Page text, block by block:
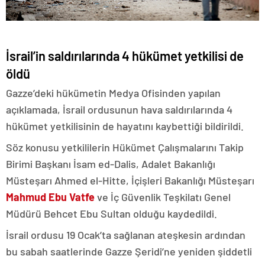
İsrail’in saldırılarında 4 hükümet yetkilisi de
öldü
Gazze’deki hükümetin Medya Ofisinden yapılan
açıklamada, İsrail ordusunun hava saldırılarında 4
hükümet yetkilisinin de hayatını kaybettiği bildirildi.
Söz konusu yetkililerin Hükümet Çalışmalarını Takip
Birimi Başkanı İsam ed-Dalis, Adalet Bakanlığı
Müsteşarı Ahmed el-Hitte, İçişleri Bakanlığı Müsteşarı
Mahmud Ebu Vatfeve İç Güvenlik Teşkilatı Genel
Müdürü Behcet Ebu Sultan olduğu kaydedildi.
İsrail ordusu 19 Ocak’ta sağlanan ateşkesin ardından
bu sabah saatlerinde Gazze Şeridi’ne yeniden şiddetli